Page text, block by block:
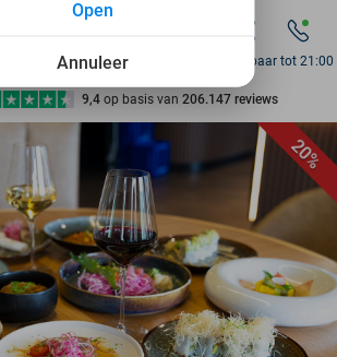
7 dagen per week beschikbaar
10+ miljoen leden
9,4 op basis van 206.147 reviews
Ontdek 15.000+ deals
7 dagen per week beschikbaar
10+ miljoen leden
Bereikbaar tot 21:00
20%
Annuleer
Open